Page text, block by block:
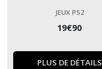
JEUX PS2
19€90
PLUS DE DÉTAILS